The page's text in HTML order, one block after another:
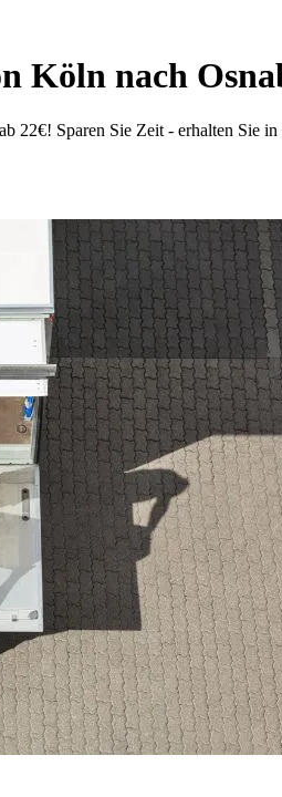
Köln nach
22€! Sparen Sie Zeit - erhalten Sie